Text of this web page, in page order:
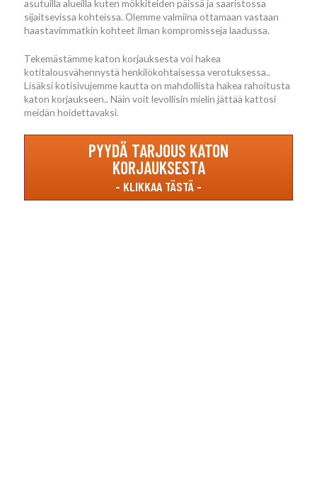
asutuilla alueilla kuten mökkiteiden päissä ja saaristossa
sijaitsevissa kohteissa. Olemme valmiina ottamaan vastaan
haastavimmatkin kohteet ilman kompromisseja laadussa.
Tekemästämme katon korjauksesta voi hakea
kotitalousvähennystä henkilökohtaisessa verotuksessa..
Lisäksi kotisivujemme kautta on mahdollista hakea rahoitusta
katon korjaukseen.. Näin voit levollisin mielin jättää kattosi
meidän hoidettavaksi.
PYYDÄ TARJOUS KATON
KORJAUKSESTA